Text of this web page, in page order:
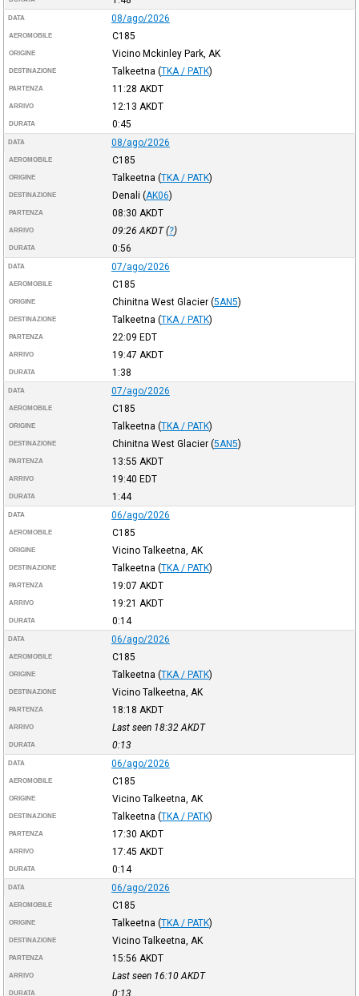
DATA 08/ago/2026
AEROMOBILE C185
ORIGINE Vicino Mckinley Park, AK
DESTINAZIONE Talkeetna (TKA / PATK)
PARTENZA 11:28 AKDT
ARRIVO 12:13 AKDT
DURATA 0:45
DATA 08/ago/2026
AEROMOBILE C185
ORIGINE Talkeetna (TKA / PATK)
DESTINAZIONE Denali (AK06)
PARTENZA 08:30 AKDT
ARRIVO 09:26 AKDT(?)
DURATA 0:56
DATA 07/ago/2026
AEROMOBILE C185
ORIGINE Chinitna West Glacier (5AN5)
DESTINAZIONE Talkeetna (TKA / PATK)
PARTENZA 22:09 EDT
ARRIVO 19:47 AKDT
DURATA 1:38
DATA 07/ago/2026
AEROMOBILE C185
ORIGINE Talkeetna (TKA / PATK)
DESTINAZIONE Chinitna West Glacier (5AN5)
PARTENZA 13:55 AKDT
ARRIVO 19:40 EDT
DURATA 1:44
DATA 06/ago/2026
AEROMOBILE C185
ORIGINE Vicino Talkeetna, AK
DESTINAZIONE Talkeetna (TKA / PATK)
PARTENZA 19:07 AKDT
ARRIVO 19:21 AKDT
DURATA 0:14
DATA 06/ago/2026
AEROMOBILE C185
ORIGINE Talkeetna (TKA / PATK)
DESTINAZIONE Vicino Talkeetna, AK
PARTENZA 18:18 AKDT
ARRIVO Last seen 18:32 AKDT
DURATA 0:13
DATA 06/ago/2026
AEROMOBILE C185
ORIGINE Vicino Talkeetna, AK
DESTINAZIONE Talkeetna (TKA / PATK)
PARTENZA 17:30 AKDT
ARRIVO 17:45 AKDT
DURATA 0:14
DATA 06/ago/2026
AEROMOBILE C185
ORIGINE Talkeetna (TKA / PATK)
DESTINAZIONE Vicino Talkeetna, AK
PARTENZA 15:56 AKDT
ARRIVO Last seen 16:10 AKDT
DURATA 0:13